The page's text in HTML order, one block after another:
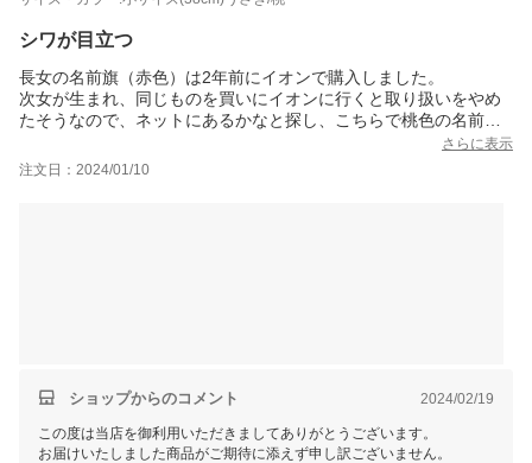
シワが目立つ
長女の名前旗（赤色）は2年前にイオンで購入しました。
次女が生まれ、同じものを買いにイオンに行くと取り扱いをやめ
たそうなので、ネットにあるかなと探し、こちらで桃色の名前旗
いざ並べてみると、桃色の旗はうさぎの後ろにシワがとても目立
さらに表示
注文日：2024/01/10
ショップからのコメント 2024/02/19
この度は当店を御利用いただきましてありがとうございます。
お届けいたしました商品がご期待に添えず申し訳ございません。